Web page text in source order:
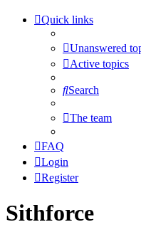
Quick links
Unanswered
Active topics
Search
The team
FAQ
Login
Register
Sithforce